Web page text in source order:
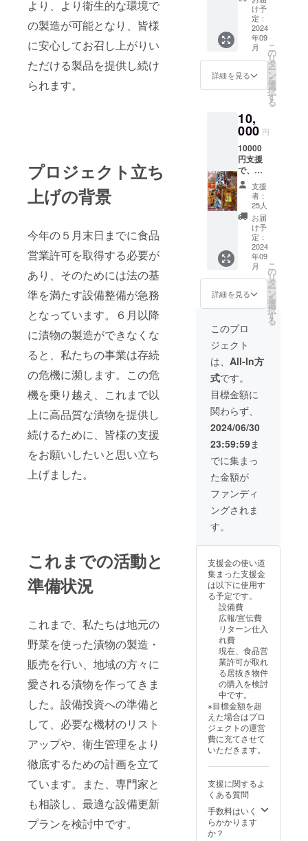
より、より衛生的な環境で
の製造が可能となり、皆様
に安心してお召し上がりい
ただける製品を提供し続け
られます。
プロジェクト立ち
上げの背景
今年の５月末日までに食品
営業許可を取得する必要が
あり、そのためには法の基
準を満たす設備整備が急務
となっています。６月以降
に漬物の製造ができなくな
ると、私たちの事業は存続
の危機に瀕します。この危
機を乗り越え、これまで以
上に高品質な漬物を提供し
続けるために、皆様の支援
をお願いしたいと思い立ち
上げました。
これまでの活動と
準備状況
これまで、私たちは地元の
野菜を使った漬物の製造・
販売を行い、地域の方々に
愛される漬物を作ってきま
した。設備投資への準備と
して、必要な機材のリスト
アップや、衛生管理をより
徹底するための計画を立て
ています。また、専門家と
も相談し、最適な設備更新
プランを検討中です。
場、川
崎は重
賞レー
ス日、
その他
他場重
賞レー
店。そ
の他関
郊、さ
まざま
な場所
で出店
してい
す。）
原材料
及び添
加物等
の食品
表示は
お届け
商品の
されま
品開封
前には
届けの
リター
ンに貼
付され
たラベ
意書き
をご確
さい。
待券を
３枚提
供。
（船橋
競馬
場、川
崎競馬
場、成
その他
臨時出
店時に
利用
可。有
効期限
は2025
年9月ま
で。船
橋は本
場、川
崎は重
賞レー
ス日、
その他
他場重
賞レー
外に出
の他関
東近
郊、さ
まざま
な場所
で出店
してい
ま
原材料
及び添
加物等
の食品
表示は
お届け
商品の
されま
す。 商
品開封
前には
必ずお
届けの
リター
ンに貼
付され
たラベ
ルや注
意書き
をご確
認くだ
さい。
け予
定：
2024
年09
月
詳細を見る
こ
の
リ
タ
ー
ン
を
選
択
す
る
10,
000 円
10000
円支援
で、こ
ちらお
任せで4
個の漬
物を宅
配便で
提供致
しま
す。直
接出店
時に来
られな
い方に
物をお
送りし
ます。
原材料
及び添
加物等
の食品
表示は
お届け
商品の
ラベル
に表記
されま
す。 商
品開封
前には
必ずお
届けの
付され
ルや注
意書き
をご確
認くだ
さい。
支援
者：
25人
お届
け予
定：
2024
年09
月
詳細を見る
こ
の
リ
タ
ー
ン
を
選
択
す
る
このプロ
ジェクト
は、 All-In方
式です。
目標金額に
関わらず、
2024/06/30
23:59:59ま
でに集まっ
た金額が
ファンディ
ングされま
す。
支援金の使い道
集まった支援金
は以下に使用す
る予定です。
設備費
広報/宣伝費
リターン仕入
れ費
現在、食品営
業許可が取れ
る居抜き物件
の購入を検討
中です。
※目標金額を超
えた場合はプロ
ジェクトの運営
費に充てさせて
いただきます。
支援に関するよ
くある質問
手数料はいく
らかかります
か？